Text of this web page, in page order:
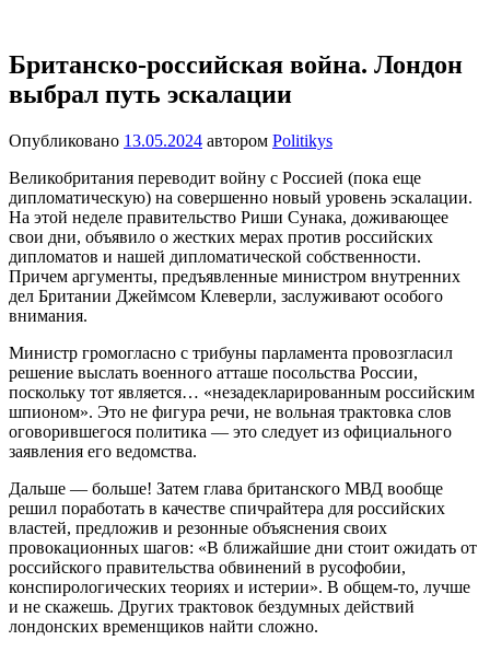
содержимому
один
сайт
на
WordPress
Британско-российская война. Лондон
выбрал путь эскалации
Опубликовано 13.05.2024 автором Politikys
Великобритания переводит войну с Россией (пока еще
дипломатическую) на совершенно новый уровень эскалации.
На этой неделе правительство Риши Сунака, доживающее
свои дни, объявило о жестких мерах против российских
дипломатов и нашей дипломатической собственности.
Причем аргументы, предъявленные министром внутренних
дел Британии Джеймсом Клеверли, заслуживают особого
внимания.
Министр громогласно с трибуны парламента провозгласил
решение выслать военного атташе посольства России,
поскольку тот является… «незадекларированным российским
шпионом». Это не фигура речи, не вольная трактовка слов
оговорившегося политика — это следует из официального
заявления его ведомства.
Дальше — больше! Затем глава британского МВД вообще
решил поработать в качестве спичрайтера для российских
властей, предложив и резонные объяснения своих
провокационных шагов: «В ближайшие дни стоит ожидать от
российского правительства обвинений в русофобии,
конспирологических теориях и истерии». В общем-то, лучше
и не скажешь. Других трактовок бездумных действий
лондонских временщиков найти сложно.